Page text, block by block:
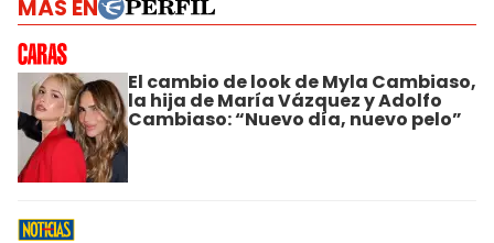
MÁS EN
El cambio de look de Myla Cambiaso,
la hija de María Vázquez y Adolfo
Cambiaso: “Nuevo día, nuevo pelo”